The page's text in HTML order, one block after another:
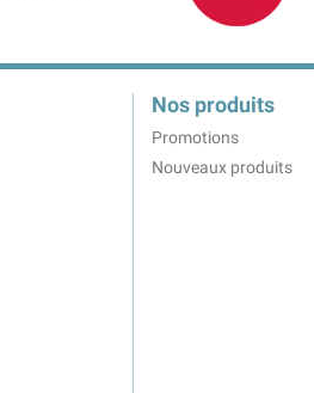
Nos produits
Promotions
Nouveaux produits